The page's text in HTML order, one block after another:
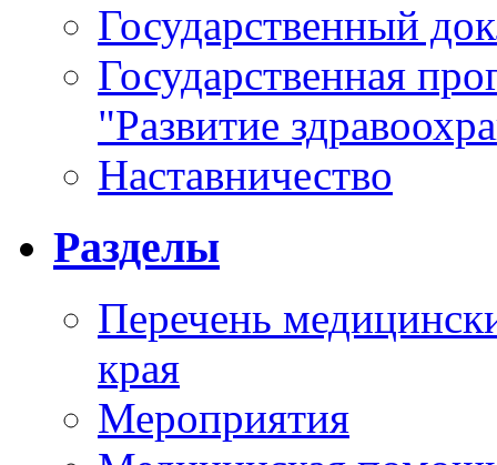
Государственный
Государственная
"Развитие
Наставничество
Разделы
Перечень
края
Мероприятия